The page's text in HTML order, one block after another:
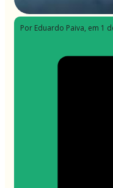
Por Eduardo Paiva, em 1